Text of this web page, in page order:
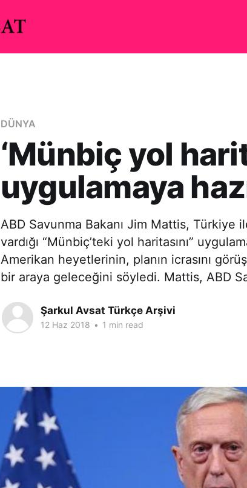
DÜNYA
‘Münbiç yol
uygulamaya
ABD Savunma Bakanı Jim Mattis, Türkiye
vardığı “Münbiç’teki yol haritasını”
Amerikan heyetlerinin, planın icrasını
bir araya geleceğini söyledi. Mattis, ABD
Şarkul Avsat Türkçe Arşivi
12 Haz 2018 • 1 min read